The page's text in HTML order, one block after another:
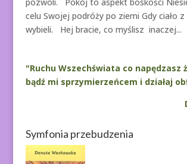
celu Swojej podróży po ziemi Gdy ciało z
wybieli. Hej bracie, co myślisz inaczej...
"Ruchu Wszechświata co napędzasz
bądź mi sprzymierzeńcem i działaj
Symfonia przebudzenia